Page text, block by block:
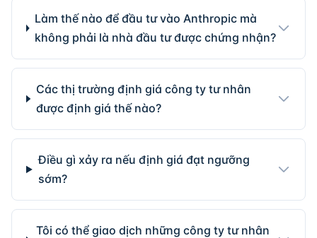
Làm thế nào để đầu tư vào Anthropic mà
không phải là nhà đầu tư được chứng nhận?
Các thị trường định giá công ty tư nhân
được định giá thế nào?
Điều gì xảy ra nếu định giá đạt ngưỡng
sớm?
Tôi có thể giao dịch những công ty tư nhân